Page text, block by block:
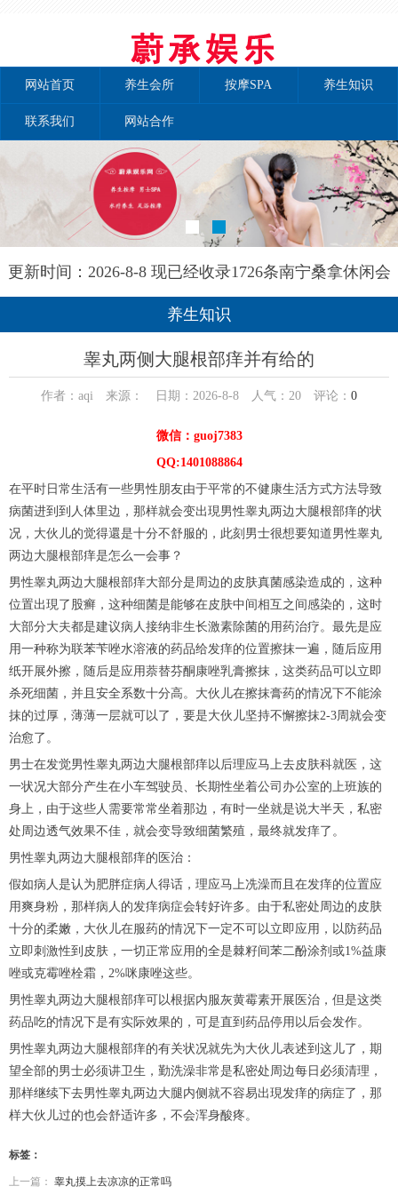
网站首页 养生会所 按摩SPA 养生知识
联系我们 网站合作
更新时间：2026-8-8 现已经收录1726条南宁桑拿休闲会
所-南宁秘境养生网信息
养生知识
睾丸两侧大腿根部痒并有给的
作者：aqi 来源： 日期：2026-8-8 人气： 20 评论： 0
微信：guoj7383
QQ:1401088864
在平时日常生活有一些男性朋友由于平常的不健康生活方式方法导致
病菌进到到人体里边，那样就会变出現男性睾丸两边大腿根部痒的状
况，大伙儿的觉得還是十分不舒服的，此刻男士很想要知道男性睾丸
两边大腿根部痒是怎么一会事？
男性睾丸两边大腿根部痒大部分是周边的皮肤真菌感染造成的，这种
位置出現了股癣，这种细菌是能够在皮肤中间相互之间感染的，这时
大部分大夫都是建议病人接纳非生长激素除菌的用药治疗。最先是应
用一种称为联苯苄唑水溶液的药品给发痒的位置擦抹一遍，随后应用
纸开展外擦，随后是应用萘替芬酮康唑乳膏擦抹，这类药品可以立即
杀死细菌，并且安全系数十分高。大伙儿在擦抹膏药的情况下不能涂
抹的过厚，薄薄一层就可以了，要是大伙儿坚持不懈擦抹2-3周就会变
治愈了。
男士在发觉男性睾丸两边大腿根部痒以后理应马上去皮肤科就医，这
一状况大部分产生在小车驾驶员、长期性坐着公司办公室的上班族的
身上，由于这些人需要常常坐着那边，有时一坐就是说大半天，私密
处周边透气效果不佳，就会变导致细菌繁殖，最终就发痒了。
男性睾丸两边大腿根部痒的医治：
假如病人是认为肥胖症病人得话，理应马上冼澡而且在发痒的位置应
用爽身粉，那样病人的发痒病症会转好许多。由于私密处周边的皮肤
十分的柔嫩，大伙儿在服药的情况下一定不可以立即应用，以防药品
立即刺激性到皮肤，一切正常应用的全是棘籽间苯二酚涂剂或1%益康
唑或克霉唑栓霜，2%咪康唑这些。
男性睾丸两边大腿根部痒可以根据内服灰黄霉素开展医治，但是这类
药品吃的情况下是有实际效果的，可是直到药品停用以后会发作。
男性睾丸两边大腿根部痒的有关状况就先为大伙儿表述到这儿了，期
望全部的男士必须讲卫生，勤洗澡非常是私密处周边每日必须清理，
那样继续下去男性睾丸两边大腿内侧就不容易出現发痒的病症了，那
样大伙儿过的也会舒适许多，不会浑身酸疼。
标签：
上一篇： 睾丸摸上去凉凉的正常吗